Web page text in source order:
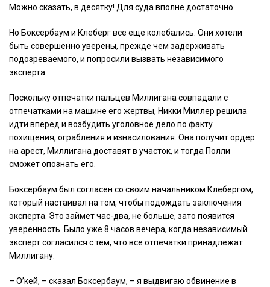
Можно сказать, в десятку! Для суда вполне достаточно.
Но Боксербаум и Клеберг все еще колебались. Они хотели
быть совершенно уверены, прежде чем задерживать
подозреваемого, и попросили вызвать независимого
эксперта.
Поскольку отпечатки пальцев Миллигана совпадали с
отпечатками на машине его жертвы, Никки Миллер решила
идти вперед и возбудить уголовное дело по факту
похищения, ограбления и изнасилования. Она получит ордер
на арест, Миллигана доставят в участок, и тогда Полли
сможет опознать его.
Боксербаум был согласен со своим начальником Клебергом,
который настаивал на том, чтобы подождать заключения
эксперта. Это займет час-два, не больше, зато появится
уверенность. Было уже 8 часов вечера, когда независимый
эксперт согласился с тем, что все отпечатки принадлежат
Миллигану.
– О’кей, – сказал Боксербаум, – я выдвигаю обвинение в